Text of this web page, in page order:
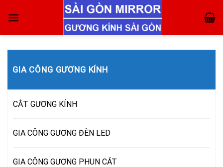
GIA CÔNG GƯƠNG KÍNH
CẮT GƯƠNG KÍNH
GIA CÔNG GƯƠNG ĐÈN LED
GIA CÔNG GƯƠNG PHUN CÁT